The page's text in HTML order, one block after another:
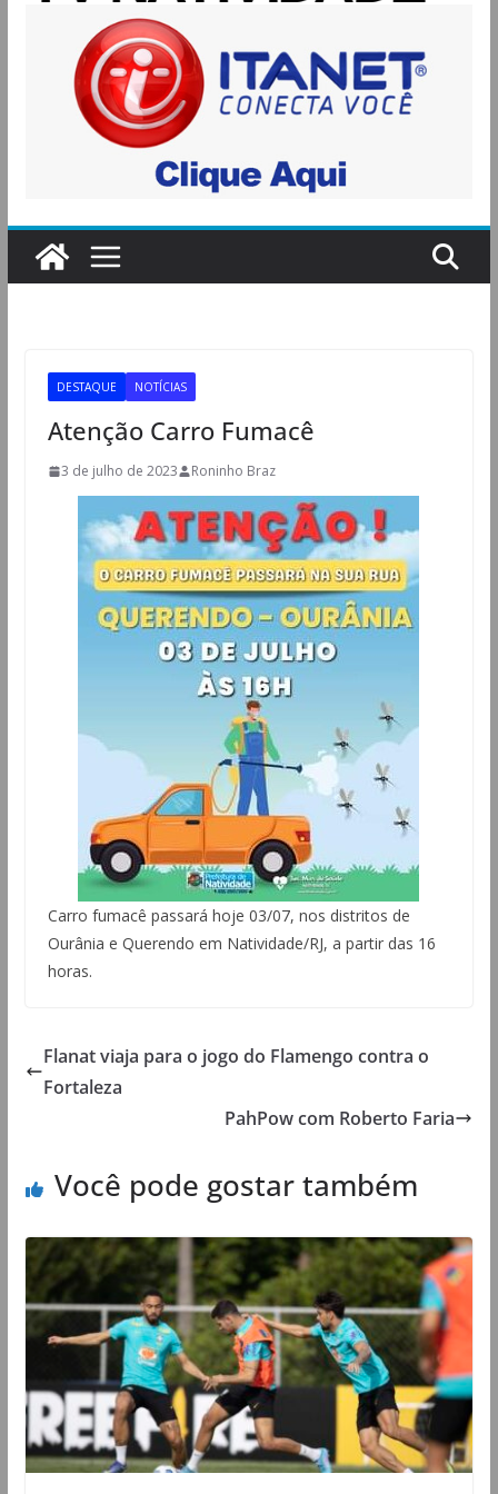
DESTAQUE NOTÍCIAS
Atenção Carro Fumacê
3 de julho de 2023 Roninho Braz
Carro fumacê passará hoje 03/07, nos distritos de
Ourânia e Querendo em Natividade/RJ, a partir das 16
horas.
Flanat viaja para o jogo do Flamengo contra o
Fortaleza
PahPow com Roberto Faria
Você pode gostar também